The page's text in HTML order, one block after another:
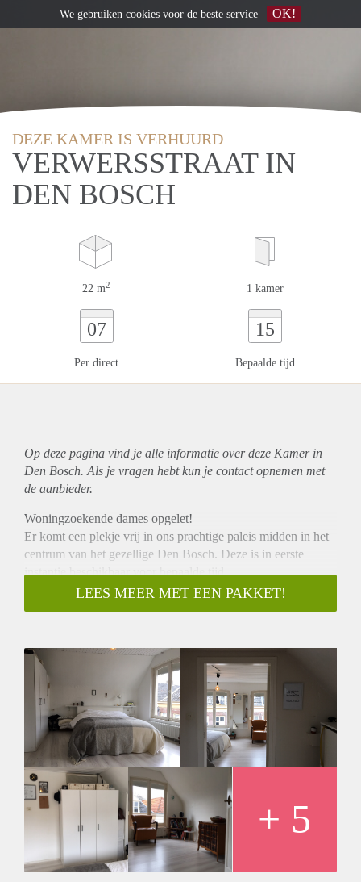
DEZE KAMER IS VERHUURD
VERWERSSTRAAT IN
DEN BOSCH
22 m2 1 kamer
07
Per direct
15
Bepaalde tijd
Op deze pagina vind je alle informatie over deze Kamer in
Den Bosch. Als je vragen hebt kun je contact opnemen met
de aanbieder.
Woningzoekende dames opgelet!
Er komt een plekje vrij in ons prachtige paleis midden in het
centrum van het gezellige Den Bosch. Deze is in eerste
instantie beschikbaar voor bepaalde tijd.
Wat hebben wij in de aanbieding?
-Een geweldige kamer (+/-22m2) in hartje Den Bosch met
-een mega groot appartement op een super locatie
(Verwersstraat) met een heerlijke woonkamer en
woonkeuken
-Sanne en Marlous, 2 super leuke huisgenoten
-een dakterras met bbq
-een riante badkamer met bad
-een hal waar je je fiets binnen kan stallen
Wie zoeken wij?
Een opgewekte, werkende dame van minimaal 24 jaar die het
leuk vindt om op z'n tijd samen te koken en borrelen. Je kan
je ook prima alleen vermaken en liever rook je niet.
Klinkt dit als jouw droompaleis en zie je het wel zitten met
ons samen te wonen? Stuur dan een berichtje.
LEES MEER MET EEN PAKKET!
+ 5
We gebruiken cookies voor de beste service OK!